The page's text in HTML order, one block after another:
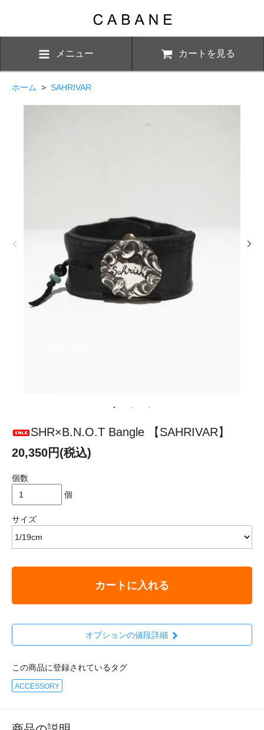
メニュー カートを見る
ホーム > SAHRIVAR
SHR×B.N.O.T Bangle 【SAHRIVAR】
20,350円(税込)
個数
個
サイズ
カートに入れる
オプションの値段詳細
この商品に登録されているタグ
ACCESSORY